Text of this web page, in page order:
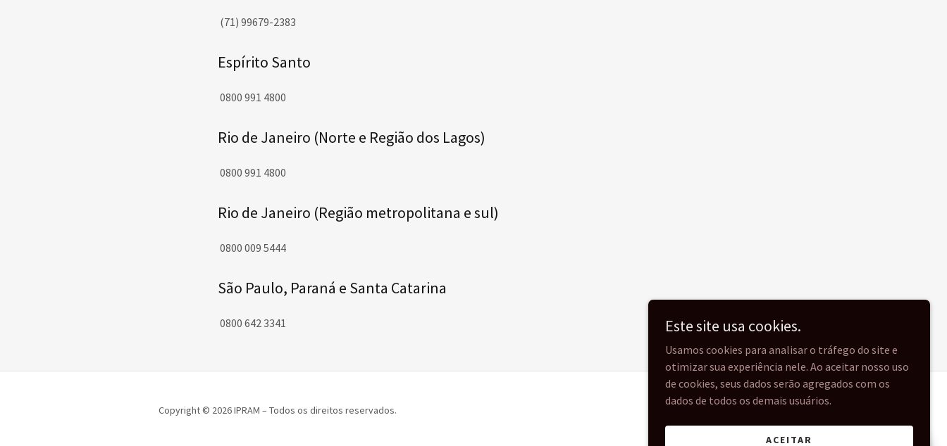
(71) 99679-2383
Espírito Santo
0800 991 4800
Rio de Janeiro (Norte e Região dos Lagos)
0800 991 4800
Rio de Janeiro (Região metropolitana e sul)
0800 009 5444
São Paulo, Paraná e Santa Catarina
0800 642 3341
Copyright © 2026 IPRAM – Todos os direitos reservados.
Desenvolvido por
Este site usa cookies.
Usamos cookies para analisar o tráfego do site e
otimizar sua experiência nele. Ao aceitar nosso uso
de cookies, seus dados serão agregados com os
dados de todos os demais usuários.
ACEITAR